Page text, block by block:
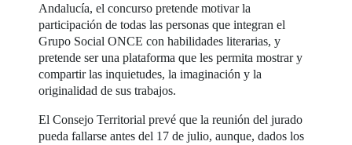
Andalucía, el concurso pretende motivar la
participación de todas las personas que integran el
Grupo Social ONCE con habilidades literarias, y
pretende ser una plataforma que les permita mostrar y
compartir las inquietudes, la imaginación y la
originalidad de sus trabajos.
El Consejo Territorial prevé que la reunión del jurado
pueda fallarse antes del 17 de julio, aunque, dados los